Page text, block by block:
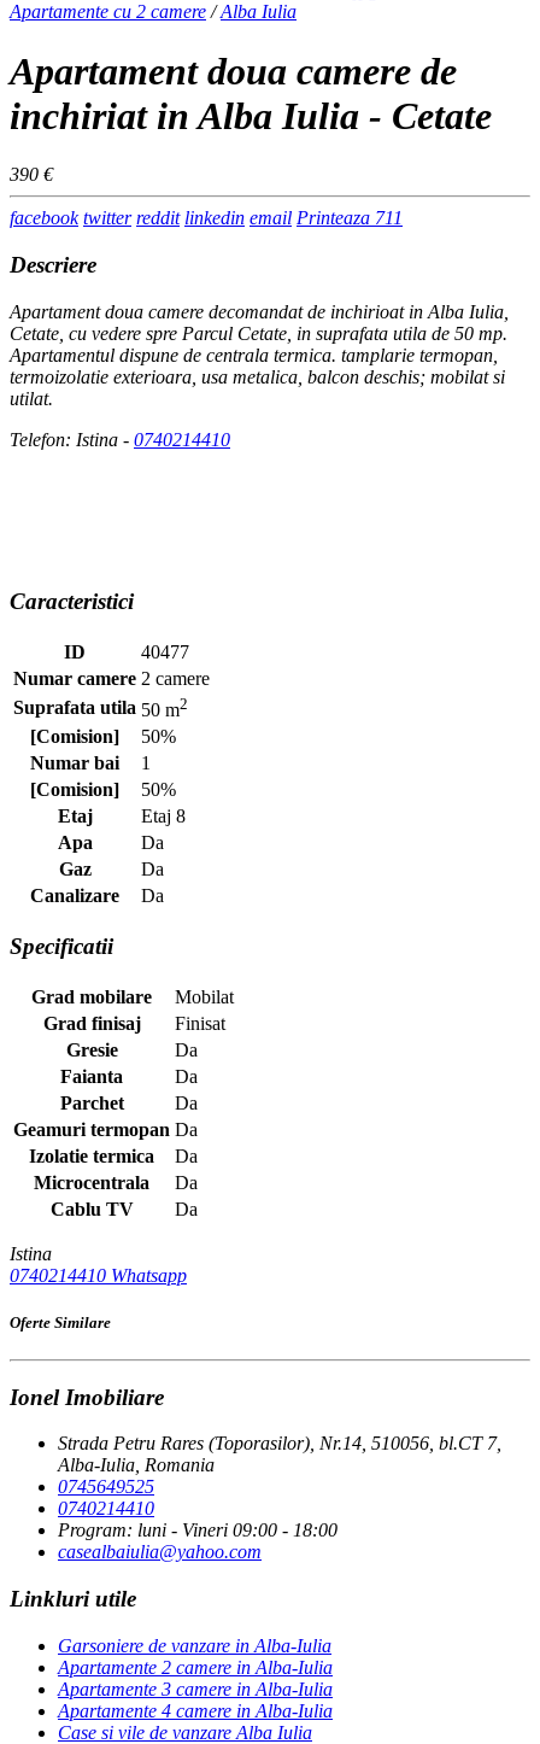
Apartamente cu 2 camere/Alba Iulia
Apartament doua camere de
inchiriat in Alba Iulia - Cetate
390 €
facebook twitter reddit linkedin email Printeaza 711
Descriere
Apartament doua camere decomandat de inchirioat in Alba Iulia,
Cetate, cu vedere spre Parcul Cetate, in suprafata utila de 50 mp.
Apartamentul dispune de centrala termica. tamplarie termopan,
termoizolatie exterioara, usa metalica, balcon deschis; mobilat si
utilat.
Telefon: Istina - 0740214410
Caracteristici
ID
40477
Numar camere 2 camere
Suprafata utila 50 m2
[Comision]
50%
Numar bai
1
[Comision]
50%
Etaj
Etaj 8
Apa
Da
Gaz
Da
Canalizare
Da
Specificatii
Grad mobilare
Mobilat
Grad finisaj
Finisat
Gresie
Da
Faianta
Da
Parchet
Da
Geamuri termopan Da
Izolatie termica
Da
Microcentrala
Da
Cablu TV
Da
Istina
0740214410 Whatsapp
Oferte Similare
Ionel Imobiliare
Strada Petru Rares (Toporasilor), Nr.14, 510056, bl.CT 7,
Alba-Iulia, Romania
0745649525
0740214410
Program: luni - Vineri 09:00 - 18:00
casealbaiulia@yahoo.com
Linkluri utile
Garsoniere de vanzare in Alba-Iulia
Apartamente 2 camere in Alba-Iulia
Apartamente 3 camere in Alba-Iulia
Apartamente 4 camere in Alba-Iulia
Case si vile de vanzare Alba Iulia